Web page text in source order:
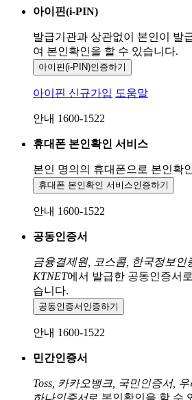
아이핀(i-PIN)
발급기관과 상관없이 본인이 발
여 본인확인을 할 수 있습니다.
아이핀(i-PIN)인증하기
아이핀 신규가입 도움말
안내 1600-1522
휴대폰 본인확인 서비스
본인 명의의 휴대폰으로 본인확
휴대폰 본인확인 서비스인증하기
안내 1600-1522
공동인증서
금융결제원, 코스콤, 한국정보인
KTNET에서 발급한 공동인증서
습니다.
공동인증서 인증하기
안내 1600-1522
민간인증서
Toss, 카카오뱅크, 국민인증서,